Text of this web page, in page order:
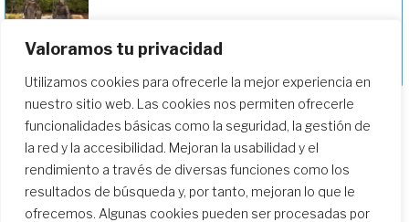
Valoramos tu privacidad
Utilizamos cookies para ofrecerle la mejor experiencia en
nuestro sitio web. Las cookies nos permiten ofrecerle
funcionalidades básicas como la seguridad, la gestión de
la red y la accesibilidad. Mejoran la usabilidad y el
rendimiento a través de diversas funciones como los
resultados de búsqueda y, por tanto, mejoran lo que le
ofrecemos. Algunas cookies pueden ser procesadas por
Profundizando en nuestro camino de